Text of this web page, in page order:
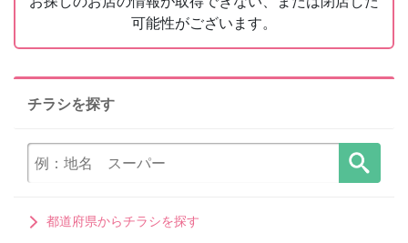
可能性がございます。
チラシを探す
都道府県からチラシを探す